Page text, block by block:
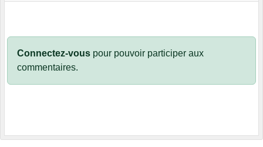
Connectez-vous pour pouvoir participer aux
commentaires.